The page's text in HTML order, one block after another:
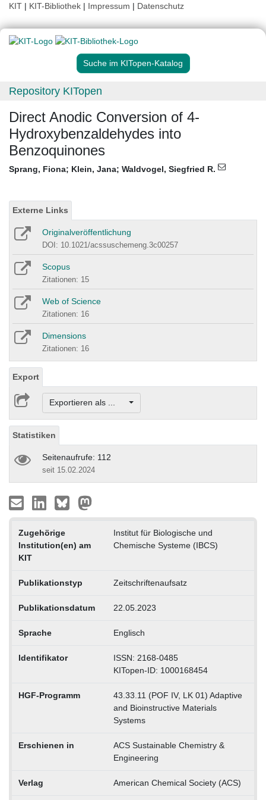
KIT | KIT-Bibliothek | Impressum | Datenschutz
Suche im KITopen-Katalog
Repository KITopen
Direct Anodic Conversion of 4-
Hydroxybenzaldehydes into
Benzoquinones
Sprang, Fiona; Klein, Jana; Waldvogel, Siegfried R.
Externe Links
Originalveröffentlichung
DOI: 10.1021/acssuschemeng.3c00257
Scopus
Zitationen: 15
Web of Science
Zitationen: 16
Dimensions
Zitationen: 16
Export
Exportieren als ...
Statistiken
Seitenaufrufe: 112
seit 15.02.2024
Zugehörige
Institution(en) am
KIT
Institut für Biologische und
Chemische Systeme (IBCS)
Publikationstyp Zeitschriftenaufsatz
Publikationsdatum 22.05.2023
Sprache Englisch
Identifikator
ISSN: 2168-0485
KITopen-ID: 1000168454
HGF-Programm
43.33.11 (POF IV, LK 01) Adaptive
and Bioinstructive Materials
Systems
Erschienen in
ACS Sustainable Chemistry &
Engineering
Verlag American Chemical Society (ACS)